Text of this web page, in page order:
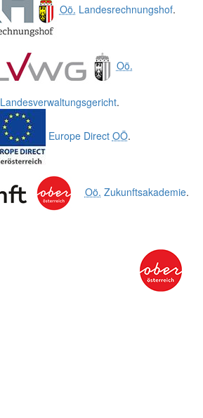
Oö. Landesrechnungshof.
Oö.
Landesverwaltungsgericht.
Europe Direct OÖ.
Oö. Zukunftsakademie.